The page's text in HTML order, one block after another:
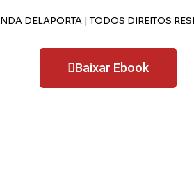
DELAPORTA | TODOS DIREITOS
Baixar Ebook